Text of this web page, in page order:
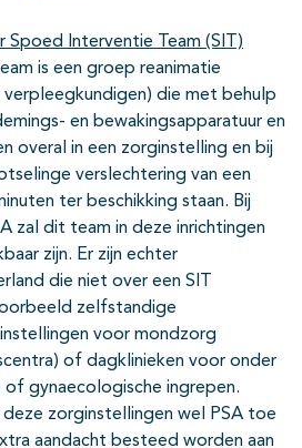
Spoed Interventie Team (SIT)
is een groep reanimatie
verpleegkundigen) die met behulp
en bewakingsapparatuur en
overal in een zorginstelling en bij
verslechtering van een
ter beschikking staan. Bij
zal dit team in deze inrichtingen
zijn. Er zijn echter
die niet over een SIT
zelfstandige
voor mondzorg
of dagklinieken voor onder
gynaecologische ingrepen.
zorginstellingen wel PSA toe
aandacht besteed worden aan